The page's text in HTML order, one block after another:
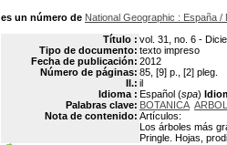
es un número de National Geographic : España /
Título : vol. 31, no. 6 -
Tipo de documento: texto impreso
Fecha de publicación: 2012
Número de páginas: 85, [9] p., [2] pleg.
Il.: il
Idioma : Español (spa)
Palabras clave: BOTANICA
Nota de contenido: Artículos:
Los árboles más
Pringle. Hojas,